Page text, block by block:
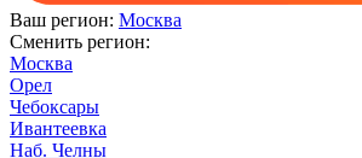
Ваш регион: Москва
Сменить регион:
Москва
Орел
Чебоксары
Ивантеевка
Наб. Челны